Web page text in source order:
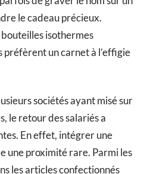
le cadeau précieux.
isothermes
préfèrent un carnet à l’effigie
sociétés ayant misé sur
le retour des salariés a
En effet, intégrer une
une proximité rare. Parmi les
les articles confectionnés